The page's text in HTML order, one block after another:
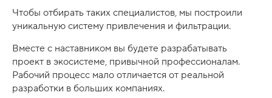
Чтобы отбирать таких специалистов, мы построили
уникальную систему привлечения и фильтрации.
Вместе с наставником вы будете разрабатывать
проект в экосистеме, привычной профессионалам.
Рабочий процесс мало отличается от реальной
разработки в больших компаниях.